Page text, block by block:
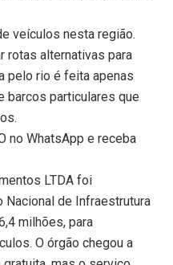
veículos nesta região.
rotas alternativas para
pelo rio é feita apenas
barcos particulares que
no WhatsApp e receba
LTDA foi
Nacional de Infraestrutura
milhões, para
O órgão chegou a